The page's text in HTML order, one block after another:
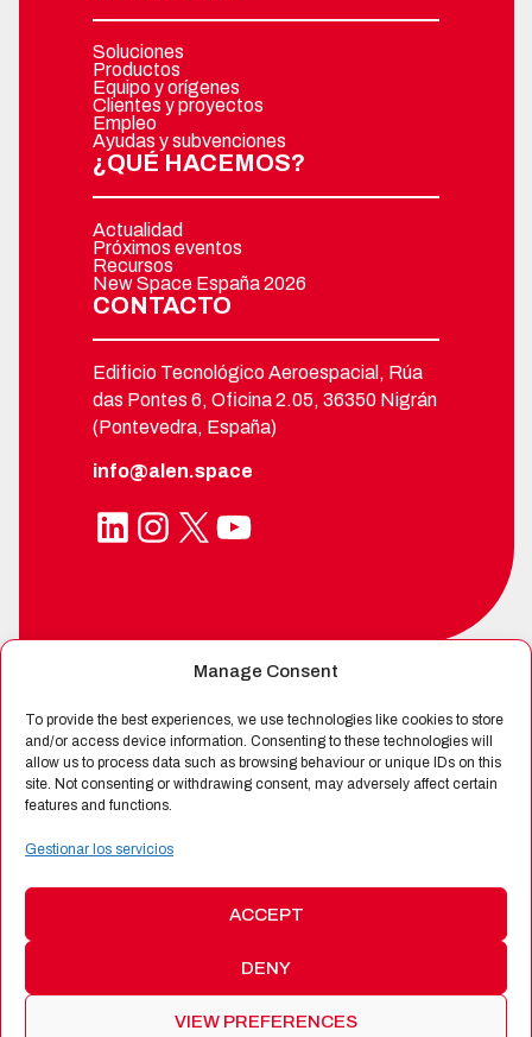
Manage Consent
To provide the best experiences, we use technologies like cookies to store
and/or access device information. Consenting to these technologies will
allow us to process data such as browsing behaviour or unique IDs on this
site. Not consenting or withdrawing consent, may adversely affect certain
features and functions.
Gestionar los servicios
ACCEPT
DENY
VIEW PREFERENCES
Soluciones
Productos
Equipo y orígenes
Clientes y proyectos
Empleo
Ayudas y subvenciones
¿QUÉ HACEMOS?
Actualidad
Próximos eventos
Recursos
New Space España 2026
CONTACTO
Edificio Tecnológico Aeroespacial, Rúa
das Pontes 6, Oficina 2.05, 36350 Nigrán
(Pontevedra, España)
info@alen.space
LinkedIn Instagram X YouTube
CERTIFICADA POR
Política de Calidad | Términos y Condiciones de